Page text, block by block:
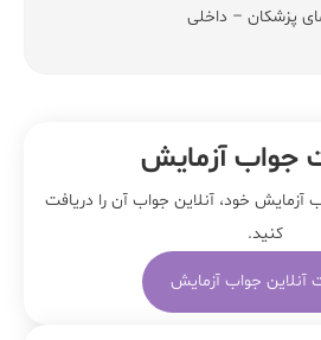
پزشکان – داخلی
جواب آزمایش
آزمایش خود، آنلاین جواب‌ آن را دریافت
کنید.
آنلاین جواب آزمایش